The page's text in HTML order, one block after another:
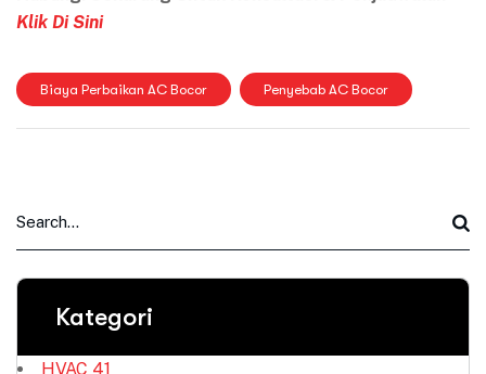
Klik Di Sini
Biaya Perbaikan AC Bocor Penyebab AC Bocor
Kategori
HVAC 41